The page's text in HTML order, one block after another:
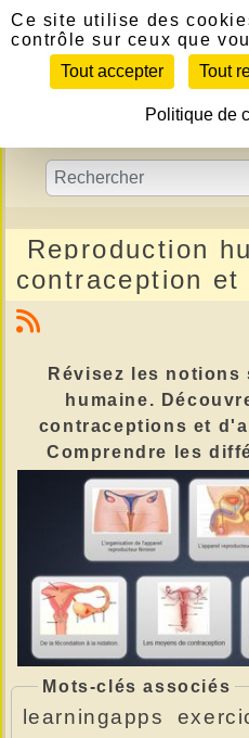
Reproduction
contraception et
Révisez les
humaine.
contraceptions et
Comprendre les
Mots-clés associés
learningapps
Panneau de gestion des
Ce site utilise des
contrôle sur ceux que
Tout accepter
Tout
Politique de